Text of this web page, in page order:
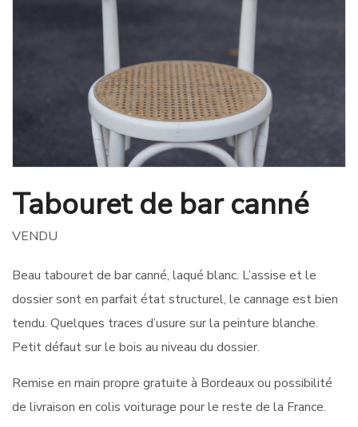
Tabouret de bar canné
VENDU
Beau tabouret de bar canné, laqué blanc. L’assise et le
dossier sont en parfait état structurel, le cannage est bien
tendu. Quelques traces d’usure sur la peinture blanche.
Petit défaut sur le bois au niveau du dossier.
Remise en main propre gratuite à Bordeaux ou possibilité
de livraison en colis voiturage pour le reste de la France.